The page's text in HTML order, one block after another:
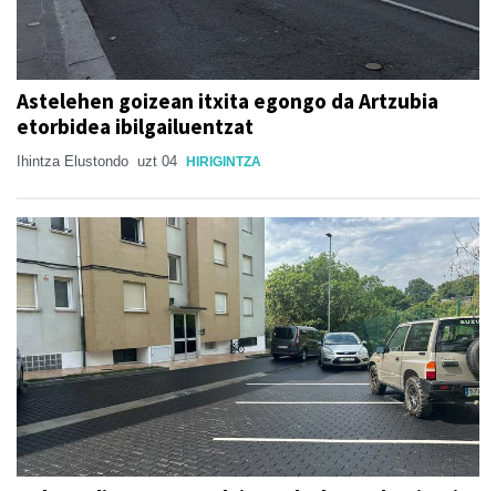
Astelehen goizean itxita egongo da Artzubia
etorbidea ibilgailuentzat
Ihintza Elustondo uzt 04 HIRIGINTZA